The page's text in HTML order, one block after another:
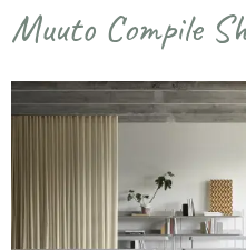
Muuto Compile